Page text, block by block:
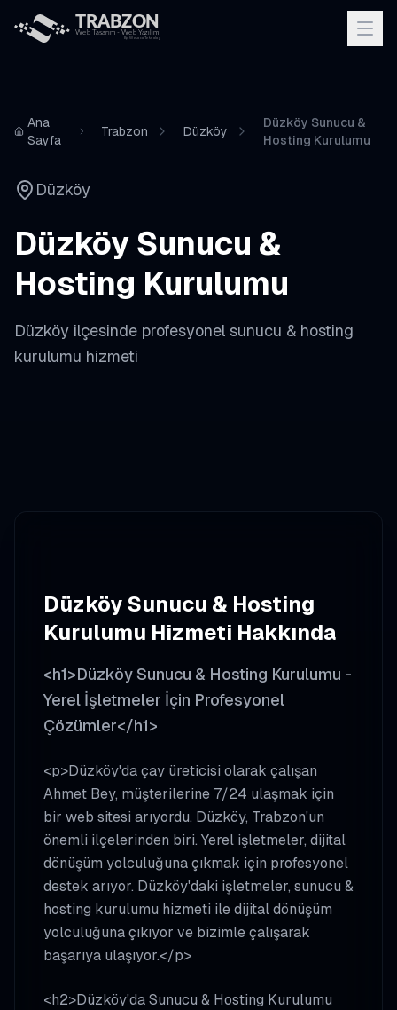
Ana
Sayfa
Trabzon Düzköy
Düzköy Sunucu &
Hosting Kurulumu
Düzköy
DüzköySunucu &
Hosting Kurulumu
Düzköy ilçesinde profesyonel sunucu & hosting
kurulumu hizmeti
DüzköySunucu & Hosting
Kurulumu Hizmeti Hakkında
<h1>Düzköy Sunucu & Hosting Kurulumu -
Yerel İşletmeler İçin Profesyonel
Çözümler</h1>
<p>Düzköy'da çay üreticisi olarak çalışan
Ahmet Bey, müşterilerine 7/24 ulaşmak için
bir web sitesi arıyordu. Düzköy, Trabzon'un
önemli ilçelerinden biri. Yerel işletmeler, dijital
dönüşüm yolculuğuna çıkmak için profesyonel
destek arıyor. Düzköy'daki işletmeler, sunucu &
hosting kurulumu hizmeti ile dijital dönüşüm
yolculuğuna çıkıyor ve bizimle çalışarak
başarıya ulaşıyor.</p>
<h2>Düzköy'da Sunucu & Hosting Kurulumu